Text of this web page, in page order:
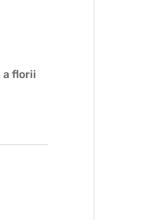
a florii